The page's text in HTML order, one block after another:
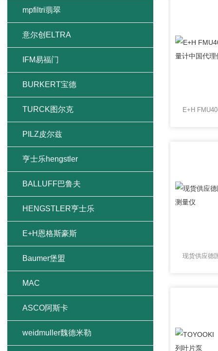
mpfiltri翡翠
意尔创ELTRA
IFM易福门
BURKERT宝德
TURCK图尔克
PILZ皮尔兹
亨士乐hengstler
BALLUFF巴鲁夫
HENGSTLER亨士乐
E+H恩格斯豪斯
Baumer堡盟
MAC
ASCO阿斯卡
weidmuller魏德米勒